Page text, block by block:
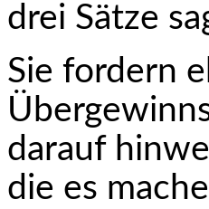
drei Sätze
Sie fordern
darauf
die es